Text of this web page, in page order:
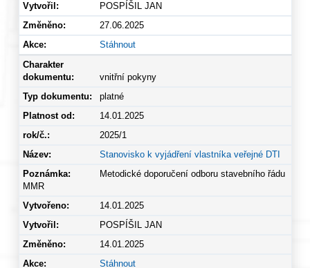
POSPÍŠIL JAN
27.06.2025
Stáhnout
vnitřní pokyny
platné
14.01.2025
2025/1
Stanovisko k vyjádření vlastníka veřejné DTI
Metodické doporučení odboru stavebního řádu
MMR
14.01.2025
POSPÍŠIL JAN
14.01.2025
Stáhnout